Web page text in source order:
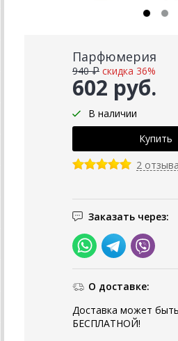
Парфюмерия
602 руб.
940 ₽ скидка 36%
В наличии
2 отзыва
Заказать через:
О доставке:
Доставка может быть
БЕСПЛАТНОЙ!